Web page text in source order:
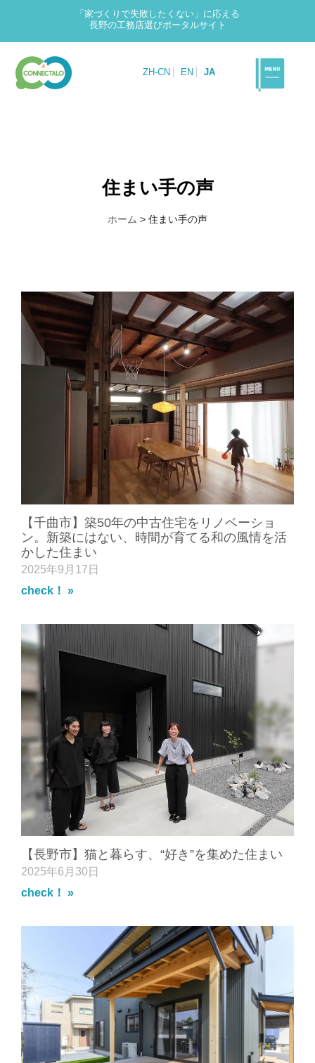
「家づくりで失敗したくない」に応える
長野の工務店選びポータルサイト
ZH-CN EN JA
住まい手の声
ホーム > 住まい手の声
【千曲市】築50年の中古住宅をリノベーショ
ン。新築にはない、時間が育てる和の風情を活
かした住まい
2025年9月17日
check！ »
【長野市】猫と暮らす、“好き”を集めた住まい
2025年6月30日
check！ »